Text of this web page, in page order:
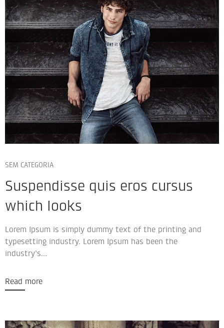
SEM CATEGORIA
Suspendisse quis eros cursus
which looks
Lorem Ipsum is simply dummy text of the printing and
typesetting industry. Lorem Ipsum has been the
industry’s...
Read more